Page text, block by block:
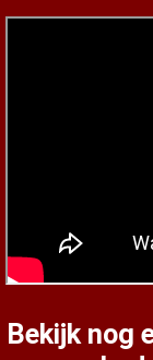
Bekijk nog